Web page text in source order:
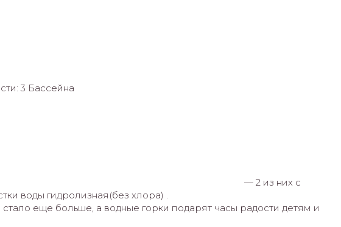
3 Бассейна
— 2 из них с
воды гидролизная(без хлора) .
еще больше, а водные горки подарят часы радости детям и